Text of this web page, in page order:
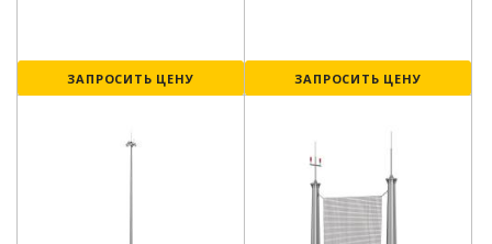
ЗАПРОСИТЬ ЦЕНУ ЗАПРОСИТЬ ЦЕНУ